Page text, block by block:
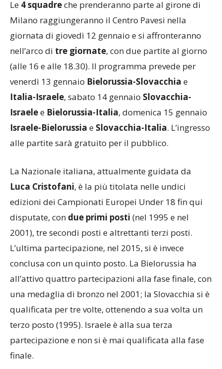
Le 4 squadreche prenderanno parte al girone di
Milano raggiungeranno il Centro Pavesi nella
giornata di giovedì 12 gennaio e si affronteranno
nell’arco di tre giornate, con due partite al giorno
(alle 16 e alle 18.30). Il programma prevede per
venerdì 13 gennaio Bielorussia-Slovacchia e
Italia-Israele, sabato 14 gennaio Slovacchia-
Israelee Bielorussia-Italia, domenica 15 gennaio
Israele-Bielorussia e Slovacchia-Italia. L’ingresso
alle partite sarà gratuito per il pubblico.
La Nazionale italiana, attualmente guidata da
Luca Cristofani, è la più titolata nelle undici
edizioni dei Campionati Europei Under 18 fin qui
disputate, con due primi posti (nel 1995 e nel
2001), tre secondi posti e altrettanti terzi posti.
L’ultima partecipazione, nel 2015, si è invece
conclusa con un quinto posto. La Bielorussia ha
all’attivo quattro partecipazioni alla fase finale, con
una medaglia di bronzo nel 2001; la Slovacchia si è
qualificata per tre volte, ottenendo a sua volta un
terzo posto (1995). Israele è alla sua terza
partecipazione e non si è mai qualificata alla fase
finale.